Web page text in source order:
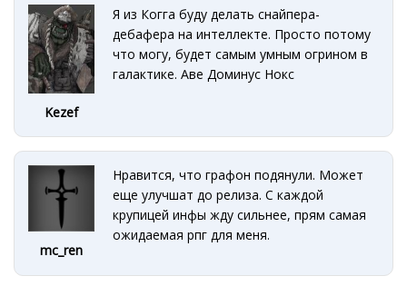
Kezef
Я из Когга буду делать снайпера-
дебафера на интеллекте. Просто потому
что могу, будет самым умным огрином в
галактике. Аве Доминус Нокс
mc_ren
Нравится, что графон подянули. Может
еще улучшат до релиза. С каждой
крупицей инфы жду сильнее, прям самая
ожидаемая рпг для меня.